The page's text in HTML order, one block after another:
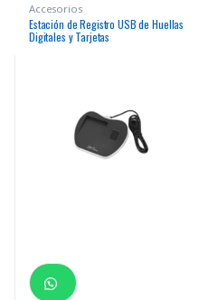
Accesorios
Estación de Registro USB de Huellas
Digitales y Tarjetas